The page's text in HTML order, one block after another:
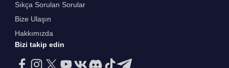
Sıkça Sorulan Sorular
Bize Ulaşın
Hakkımızda
Bizi takip edin